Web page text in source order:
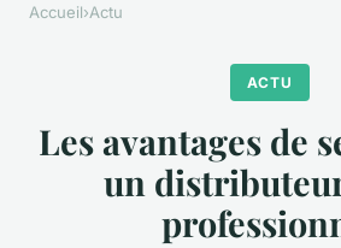
Accueil›Actu
ACTU
Les avantages de
un